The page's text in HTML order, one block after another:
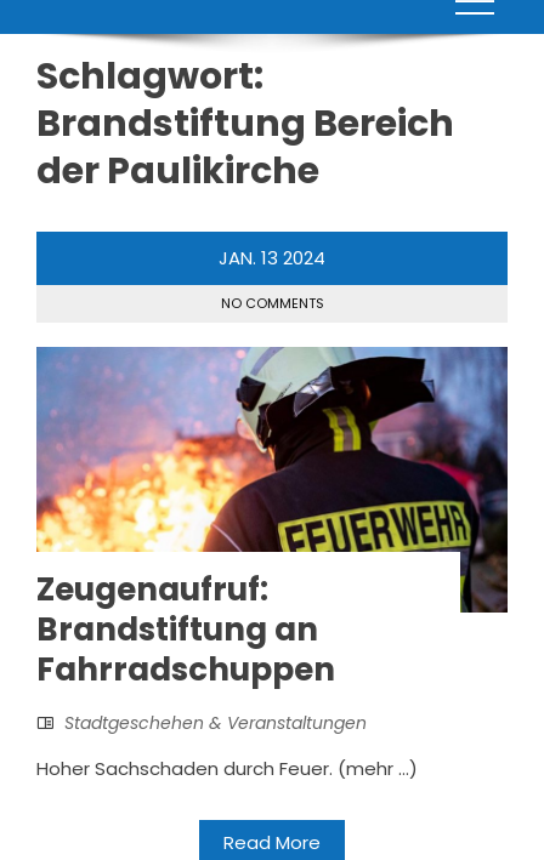
Schlagwort:
Brandstiftung Bereich
der Paulikirche
JAN. 13 2024
NO COMMENTS
Zeugenaufruf:
Brandstiftung an
Fahrradschuppen
Stadtgeschehen & Veranstaltungen
Hoher Sachschaden durch Feuer. (mehr …)
Read More